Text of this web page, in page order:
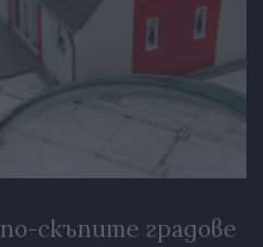
скъпите градове